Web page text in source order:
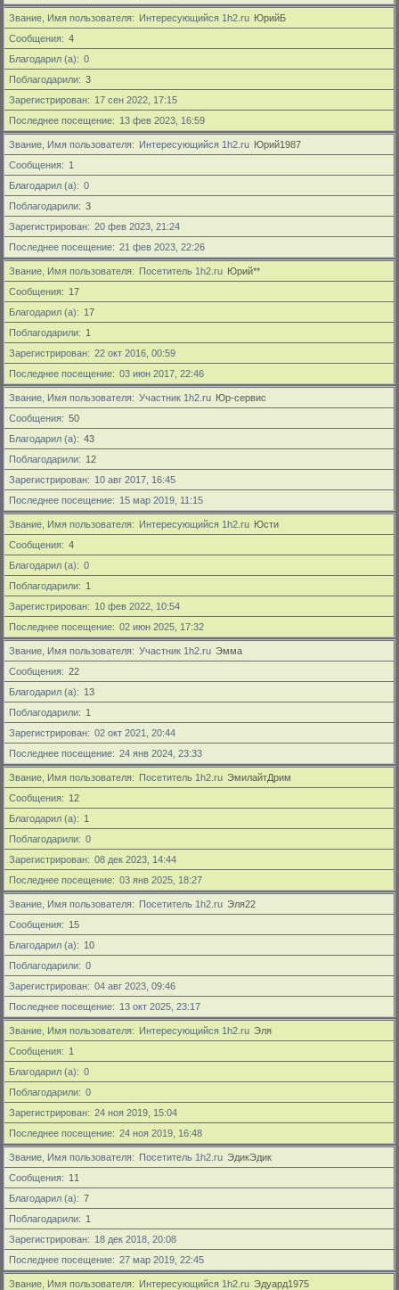
Звание, Имя пользователя Интересующийся 1h2.ru ЮрийБ
Сообщения
4
Благодарил (а)
0
Поблагодарили
3
Зарегистрирован
17 сен 2022, 17:15
Последнее посещение
13 фев 2023, 16:59
Звание, Имя пользователя Интересующийся 1h2.ru Юрий1987
Сообщения
1
Благодарил (а)
0
Поблагодарили
3
Зарегистрирован
20 фев 2023, 21:24
Последнее посещение
21 фев 2023, 22:26
Звание, Имя пользователя Посетитель 1h2.ru Юрий**
Сообщения
17
Благодарил (а)
17
Поблагодарили
1
Зарегистрирован
22 окт 2016, 00:59
Последнее посещение
03 июн 2017, 22:46
Звание, Имя пользователя Участник 1h2.ru Юр-сервис
Сообщения
50
Благодарил (а)
43
Поблагодарили
12
Зарегистрирован
10 авг 2017, 16:45
Последнее посещение
15 мар 2019, 11:15
Звание, Имя пользователя Интересующийся 1h2.ru Юсти
Сообщения
4
Благодарил (а)
0
Поблагодарили
1
Зарегистрирован
10 фев 2022, 10:54
Последнее посещение
02 июн 2025, 17:32
Звание, Имя пользователя Участник 1h2.ru Эмма
Сообщения
22
Благодарил (а)
13
Поблагодарили
1
Зарегистрирован
02 окт 2021, 20:44
Последнее посещение
24 янв 2024, 23:33
Звание, Имя пользователя Посетитель 1h2.ru ЭмилайтДрим
Сообщения
12
Благодарил (а)
1
Поблагодарили
0
Зарегистрирован
08 дек 2023, 14:44
Последнее посещение
03 янв 2025, 18:27
Звание, Имя пользователя Посетитель 1h2.ru Эля22
Сообщения
15
Благодарил (а)
10
Поблагодарили
0
Зарегистрирован
04 авг 2023, 09:46
Последнее посещение
13 окт 2025, 23:17
Звание, Имя пользователя Интересующийся 1h2.ru Эля
Сообщения
1
Благодарил (а)
0
Поблагодарили
0
Зарегистрирован
24 ноя 2019, 15:04
Последнее посещение
24 ноя 2019, 16:48
Звание, Имя пользователя Посетитель 1h2.ru ЭдикЭдик
Сообщения
11
Благодарил (а)
7
Поблагодарили
1
Зарегистрирован
18 дек 2018, 20:08
Последнее посещение
27 мар 2019, 22:45
Звание, Имя пользователя Интересующийся 1h2.ru Эдуард1975